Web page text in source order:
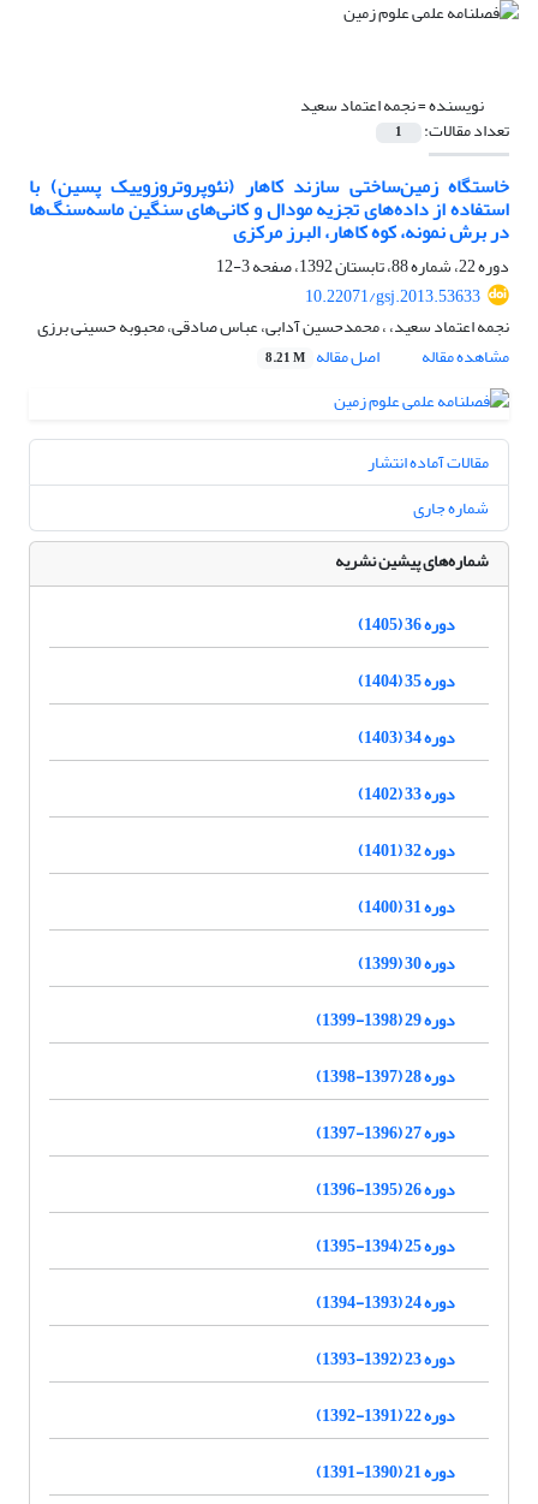
نویسنده =نجمه اعتماد سعید
تعداد مقالات: 1
خاستگاه زمین‌ساختی سازند کاهار (نئوپروتروزوییک پسین) با
استفاده از داده‌های تجزیه مودال و کانی‌های سنگین ماسه‌سنگ‌ها
در برش نمونه، کوه کاهار، البرز مرکزی
دوره 22، شماره 88، تابستان 1392، صفحه
3-12
10.22071/gsj.2013.53633
نجمه اعتماد سعید، ، محمدحسین آدابی، عباس صادقی، محبوبه حسینی برزی
مشاهده مقاله
اصل مقاله 8.21 M
مقالات آماده انتشار
شماره جاری
شماره‌های پیشین نشریه
دوره 36 (1405)
دوره 35 (1404)
دوره 34 (1403)
دوره 33 (1402)
دوره 32 (1401)
دوره 31 (1400)
دوره 30 (1399)
دوره 29 (1398-1399)
دوره 28 (1397-1398)
دوره 27 (1396-1397)
دوره 26 (1395-1396)
دوره 25 (1394-1395)
دوره 24 (1393-1394)
دوره 23 (1392-1393)
دوره 22 (1391-1392)
دوره 21 (1390-1391)